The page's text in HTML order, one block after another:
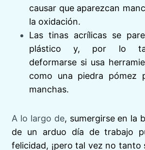
causar que aparezcan
la oxidación.
Las tinas acrílicas se
plástico y, por lo
deformarse si usa
como una piedra pómez
manchas.
A lo largo de, sumergirse en la
de un arduo día de trabajo
felicidad, ¡pero tal vez no tanto